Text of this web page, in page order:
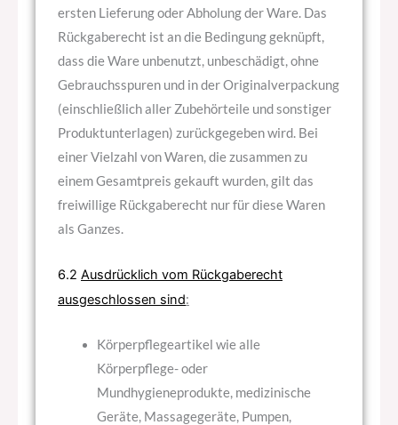
ersten Lieferung oder Abholung der Ware. Das
Rückgaberecht ist an die Bedingung geknüpft,
dass die Ware unbenutzt, unbeschädigt, ohne
Gebrauchsspuren und in der Originalverpackung
(einschließlich aller Zubehörteile und sonstiger
Produktunterlagen) zurückgegeben wird. Bei
einer Vielzahl von Waren, die zusammen zu
einem Gesamtpreis gekauft wurden, gilt das
freiwillige Rückgaberecht nur für diese Waren
als Ganzes.
6.2 Ausdrücklich vom Rückgaberecht
ausgeschlossen sind:
Körperpflegeartikel wie alle
Körperpflege- oder
Mundhygieneprodukte, medizinische
Geräte, Massagegeräte, Pumpen,